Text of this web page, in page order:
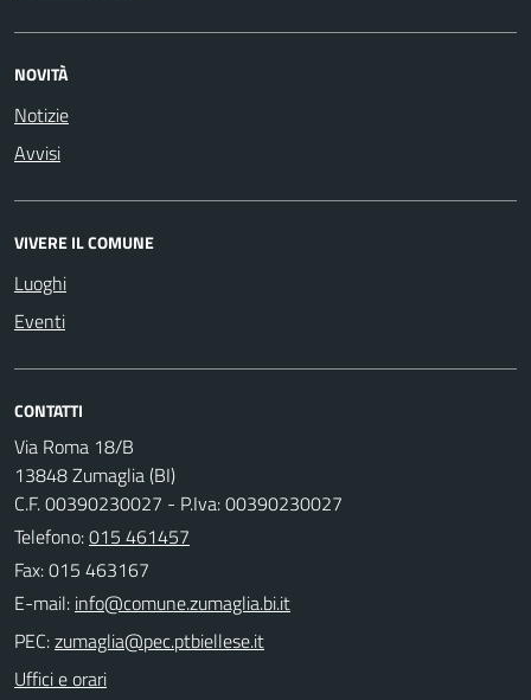
NOVITÀ
Notizie
Avvisi
VIVERE IL COMUNE
Luoghi
Eventi
CONTATTI
Via Roma 18/B
13848 Zumaglia (BI)
C.F. 00390230027 - P.Iva: 00390230027
Telefono:015 461457
Fax: 015 463167
E-mail:
PEC:
Uffici e orari